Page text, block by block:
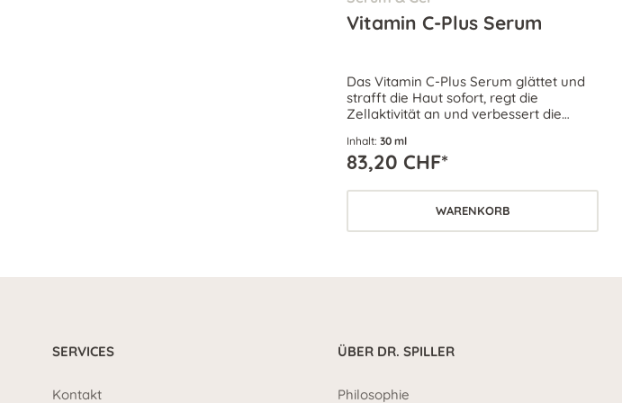
Vitamin C-Plus Serum
Das Vitamin C-Plus Serum glättet und
strafft die Haut sofort, regt die
Zellaktivität an und verbessert die
strahlendes Erscheinungsbild.
Inhalt: 30 ml
83,20 CHF*
WARENKORB
SERVICES
Kontakt
ÜBER DR. SPILLER
Philosophie